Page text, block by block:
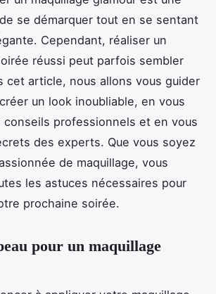
se démarquer tout en se sentant
Cependant, réaliser un
réussi peut parfois sembler
cet article, nous allons vous guider
un look inoubliable, en vous
professionnels et en vous
des experts. Que vous soyez
de maquillage, vous
les astuces nécessaires pour
prochaine soirée.
pour un maquillage